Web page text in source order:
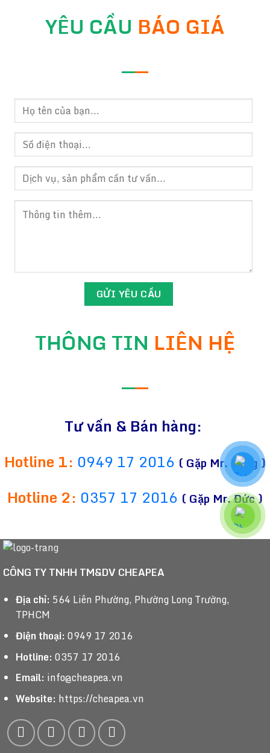
YÊU CẦU BÁO GIÁ
——
THÔNG TIN LIÊN HỆ
——
Tư vấn & Bán hàng:
Hotline 1: 0949 17 2016 ( Gặp Mr. Tùng )
Hotline 2: 0357 17 2016 ( Gặp Mr. Đức )
CÔNG TY TNHH TM&DV CHEAPEA
Địa chỉ: 564 Liên Phường, Phường Long Trường,
TPHCM
Điện thoại: 0949 17 2016
Hotline: 0357 17 2016
Email: info@cheapea.vn
Website: https://cheapea.vn